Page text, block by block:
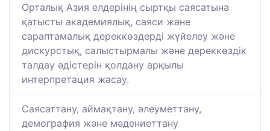
Орталық Азия елдерінің сыртқы саясатына
қатысты академиялық, саяси және
сараптамалық дереккөздерді жүйелеу және
дискурстық, салыстырмалы және дереккөздік
талдау әдістерін қолдану арқылы
интерпретация жасау.
Саясаттану, аймақтану, әлеуметтану,
демография және мәдениеттану